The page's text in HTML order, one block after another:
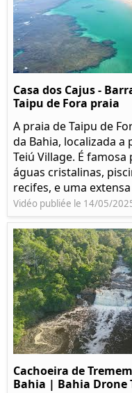
Casa dos Cajus -
Taipu de Fora praia
A praia de Taipu de
da Bahia, localizada
Teiú Village. É
águas cristalinas,
recifes, e uma
Vidéo publiée le 14/05/
Cachoeira de
Bahia | Bahia Drone